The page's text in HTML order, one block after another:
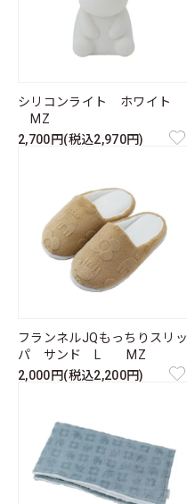
シリコンライト ホワイト
MZ
2,700円(税込2,970円)
フランネルJQもっちりスリッ
パ サンド L MZ
2,000円(税込2,200円)